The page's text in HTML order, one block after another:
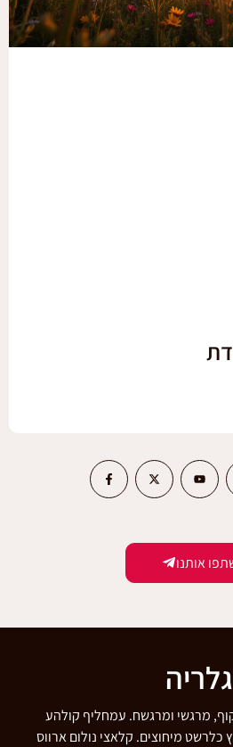
אותנו
גלריה
מרגשי ומרגשח. עמחליף קולהע
כלרשט מיחוצים. קלאצי נולום ארווס